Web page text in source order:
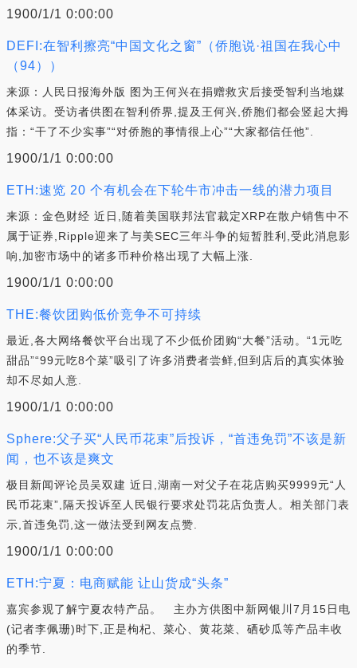
1900/1/1 0:00:00
DEFI:在智利擦亮“中国文化之窗”（侨胞说·祖国在我心中
（94））
来源：人民日报海外版 图为王何兴在捐赠救灾后接受智利当地媒
体采访。受访者供图在智利侨界,提及王何兴,侨胞们都会竖起大拇
指：“干了不少实事”“对侨胞的事情很上心”“大家都信任他”.
1900/1/1 0:00:00
ETH:速览 20 个有机会在下轮牛市冲击一线的潜力项目
来源：金色财经 近日,随着美国联邦法官裁定XRP在散户销售中不
属于证券,Ripple迎来了与美SEC三年斗争的短暂胜利,受此消息影
响,加密市场中的诸多币种价格出现了大幅上涨.
1900/1/1 0:00:00
THE:餐饮团购低价竞争不可持续
最近,各大网络餐饮平台出现了不少低价团购“大餐”活动。“1元吃
甜品”“99元吃8个菜”吸引了许多消费者尝鲜,但到店后的真实体验
却不尽如人意.
1900/1/1 0:00:00
Sphere:父子买“人民币花束”后投诉，“首违免罚”不该是新
闻，也不该是爽文
极目新闻评论员吴双建 近日,湖南一对父子在花店购买9999元“人
民币花束”,隔天投诉至人民银行要求处罚花店负责人。相关部门表
示,首违免罚,这一做法受到网友点赞.
1900/1/1 0:00:00
ETH:宁夏：电商赋能 让山货成“头条”
嘉宾参观了解宁夏农特产品。 主办方供图中新网银川7月15日电
(记者李佩珊)时下,正是枸杞、菜心、黄花菜、硒砂瓜等产品丰收
的季节.